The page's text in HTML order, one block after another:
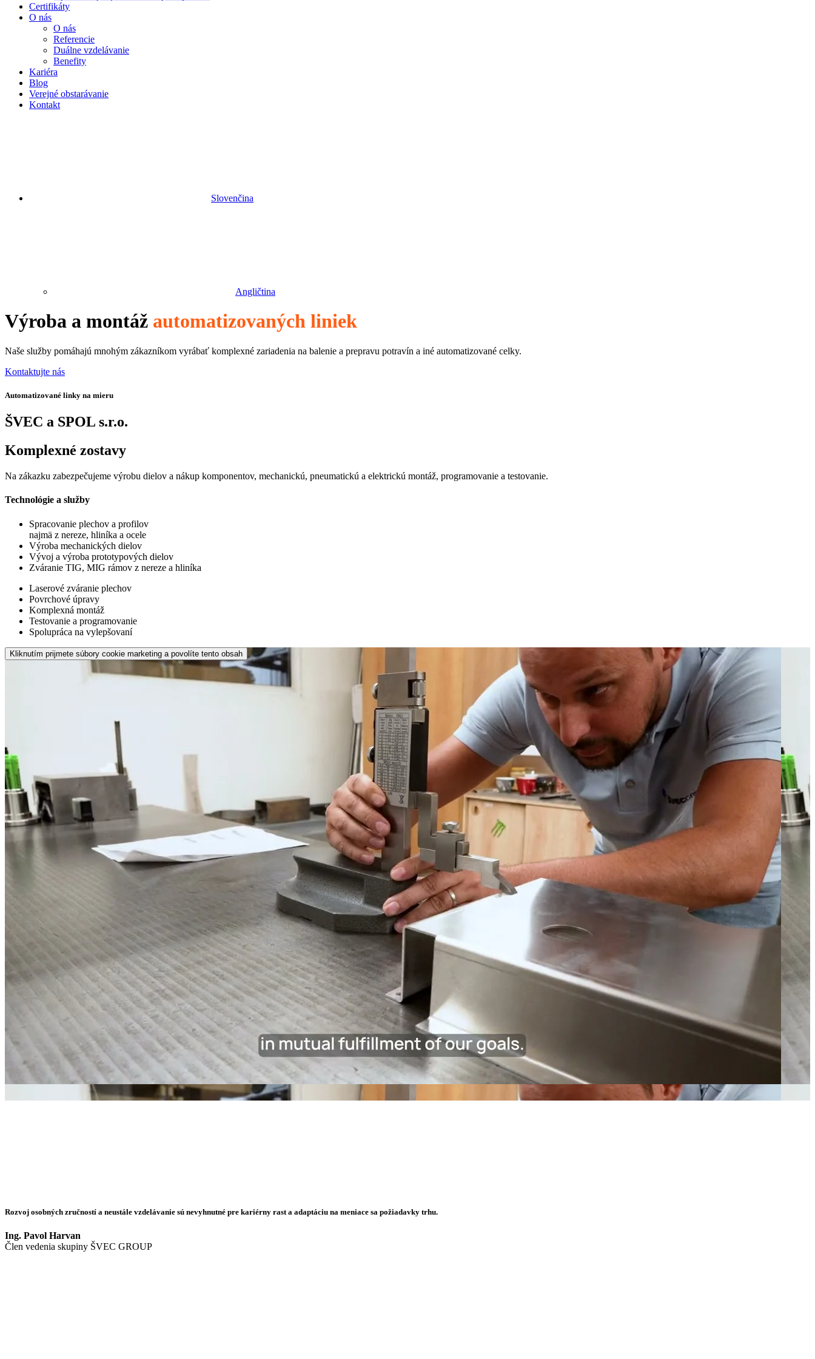
Certifikáty
O nás
O nás
Referencie
Duálne vzdelávanie
Benefity
Kariéra
Blog
Verejné obstarávanie
Kontakt
Slovenčina
Angličtina
Výroba a montáž automatizovaných liniek
Naše služby pomáhajú mnohým zákazníkom vyrábať komplexné zariadenia na balenie a prepravu potravín a iné automatizované celky.
Kontaktujte nás
Automatizované linky na mieru
ŠVEC a SPOL s.r.o.​
Komplexné zostavy
Na zákazku zabezpečujeme výrobu dielov a nákup komponentov, mechanickú, pneumatickú a elektrickú montáž, programovanie a testovanie.
Technológie a služby
Spracovanie plechov a profilov
najmä z nereze, hliníka a ocele
Výroba mechanických dielov
Vývoj a výroba prototypových dielov
Zváranie TIG, MIG rámov z nereze a hliníka
Laserové zváranie plechov
Povrchové úpravy
Komplexná montáž
Testovanie a programovanie
Spolupráca na vylepšovaní
Kliknutím prijmete súbory cookie marketing a povolíte tento obsah
Rozvoj osobných zručností a neustále vzdelávanie sú nevyhnutné pre kariérny rast a adaptáciu na meniace sa požiadavky trhu.
Ing. Pavol Harvan
Člen vedenia skupiny ŠVEC GROUP